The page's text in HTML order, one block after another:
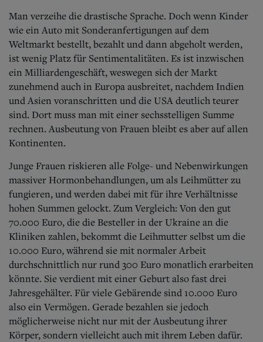
Man verzeihe die drastische Sprache. Doch wenn Kinder
wie ein Auto mit Sonderanfertigungen auf dem
Weltmarkt bestellt, bezahlt und dann abgeholt werden,
ist wenig Platz für Sentimentalitäten. Es ist inzwischen
ein Milliardengeschäft, weswegen sich der Markt
zunehmend auch in Europa ausbreitet, nachdem Indien
und Asien voranschritten und die USA deutlich teurer
sind. Dort muss man mit einer sechsstelligen Summe
rechnen. Ausbeutung von Frauen bleibt es aber auf allen
Kontinenten.
Junge Frauen riskieren alle Folge- und Nebenwirkungen
massiver Hormonbehandlungen, um als Leihmütter zu
fungieren, und werden dabei mit für ihre Verhältnisse
hohen Summen gelockt. Zum Vergleich: Von den gut
70.000 Euro, die die Besteller in der Ukraine an die
Kliniken zahlen, bekommt die Leihmutter selbst um die
10.000 Euro, während sie mit normaler Arbeit
durchschnittlich nur rund 300 Euro monatlich erarbeiten
könnte. Sie verdient mit einer Geburt also fast drei
Jahresgehälter. Für viele Gebärende sind 10.000 Euro
also ein Vermögen. Gerade bezahlen sie jedoch
möglicherweise nicht nur mit der Ausbeutung ihrer
Körper, sondern vielleicht auch mit ihrem Leben dafür.